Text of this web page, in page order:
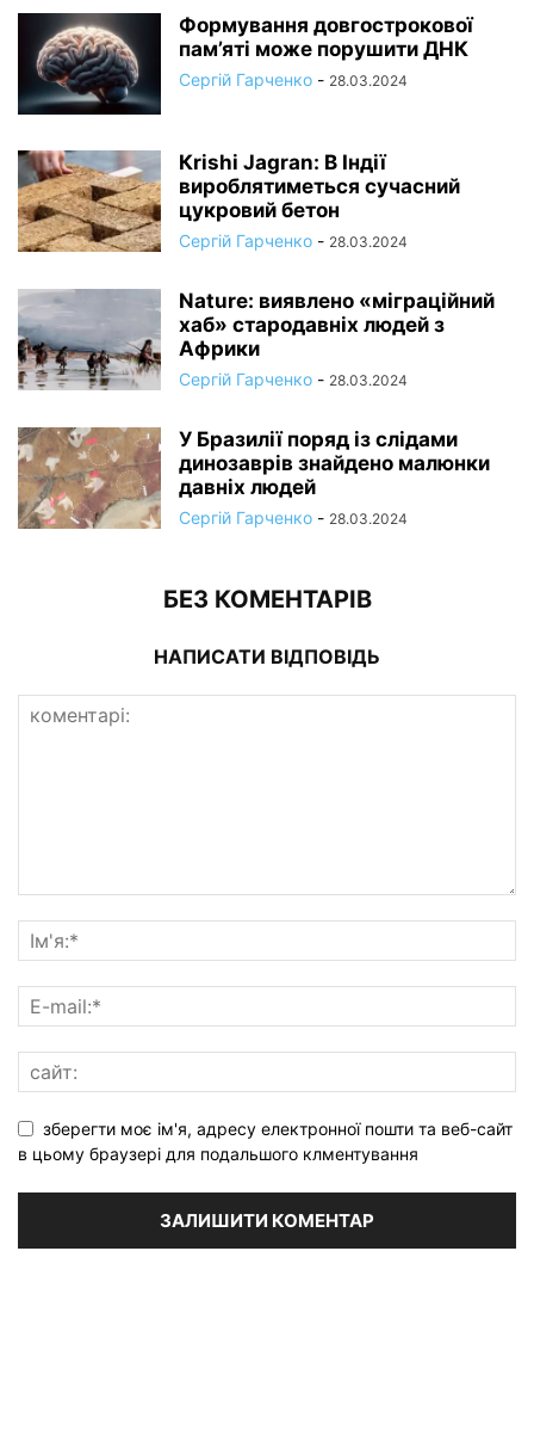
Формування довгострокової
пам’яті може порушити ДНК
Сергій Гарченко - 28.03.2024
Кrishi Jagran: В Індії
вироблятиметься сучасний
цукровий бетон
Сергій Гарченко - 28.03.2024
Nature: виявлено «міграційний
хаб» стародавніх людей з
Африки
Сергій Гарченко - 28.03.2024
У Бразилії поряд із слідами
динозаврів знайдено малюнки
давніх людей
Сергій Гарченко - 28.03.2024
БЕЗ КОМЕНТАРІВ
НАПИСАТИ ВІДПОВІДЬ
зберегти моє ім'я, адресу електронної пошти та веб-сайт
в цьому браузері для подальшого клментування